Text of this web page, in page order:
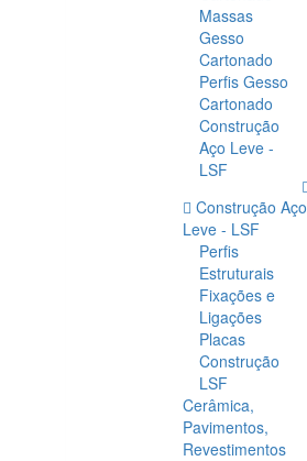
Massas
Gesso
Cartonado
Perfis Gesso
Cartonado
Construção
Aço Leve -
LSF
Construção Aço
Leve - LSF
Perfis
Estruturais
Fixações e
Ligações
Placas
Construção
LSF
Cerâmica,
Pavimentos,
Revestimentos